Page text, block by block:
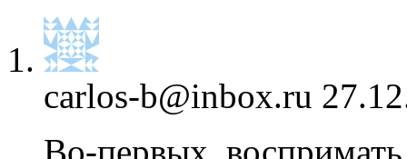
carlos-b@inbox.ru